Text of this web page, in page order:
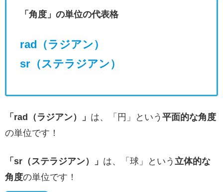
「角度」の単位の代表格
rad（ラジアン）
sr（ステラジアン）
「rad（ラジアン）」 は、「円」という 平面的な角度
の単位です！
「sr（ステラジアン）」 は、「球」という 立体的な
角度の単位です！